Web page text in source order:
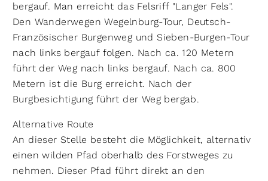
bergauf. Man erreicht das Felsriff "Langer Fels".
Den Wanderwegen Wegelnburg-Tour, Deutsch-
Französischer Burgenweg und Sieben-Burgen-Tour
nach links bergauf folgen. Nach ca. 120 Metern
führt der Weg nach links bergauf. Nach ca. 800
Metern ist die Burg erreicht. Nach der
Burgbesichtigung führt der Weg bergab.
Alternative Route
An dieser Stelle besteht die Möglichkeit, alternativ
einen wilden Pfad oberhalb des Forstweges zu
nehmen. Dieser Pfad führt direkt an den